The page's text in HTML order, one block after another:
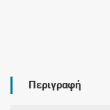
Περιγραφή